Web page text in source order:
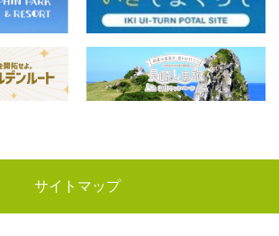
サイトマップ